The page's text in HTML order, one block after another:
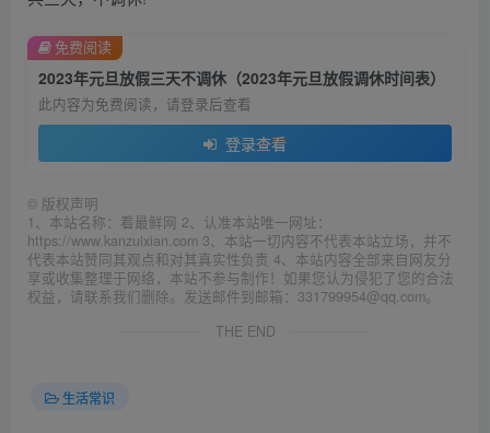
2023年元旦放假三天不调休（2023年元旦放假调休时间表）
此内容为免费阅读，请登录后查看
登录查看
免费阅读
© 版权声明
1、本站名称：看最鲜网 2、认准本站唯一网址：
https://www.kanzuixian.com 3、本站一切内容不代表本站立场，并不
代表本站赞同其观点和对其真实性负责 4、本站内容全部来自网友分
享或收集整理于网络，本站不参与制作！如果您认为侵犯了您的合法
权益，请联系我们删除。发送邮件到邮箱：331799954@qq.com。
THE END
生活常识